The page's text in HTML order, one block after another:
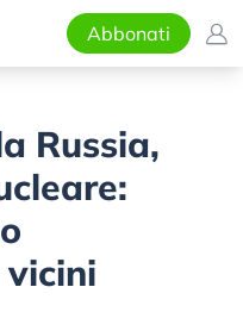
Abbonati
Russia,